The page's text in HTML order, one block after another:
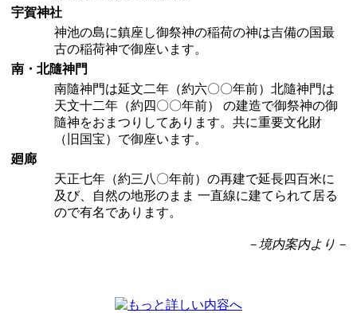
宇賀神社
神池の島に鎮座し御祭神の稲荷の神は吉備の国最
古の稲荷神で御座います。
南・北隨神門
南隨神門は延文二年（約六〇〇年前）北隨神門は
天文十二年（約四〇〇年前） の建造で御祭神の御
隨神をおまつりしてあります。共に重要文化財
（旧国宝）で御座います。
廻廊
天正七年（約三八〇年前）の再建で延長四百米に
及び、自然の地形のまま 一直線に建てられて居る
ので有名であります。
－境内案内より－